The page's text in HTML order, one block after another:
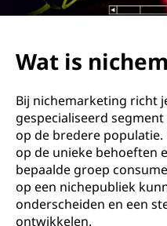
k
n
Wat is
Bij nichemarketing richt
gespecialiseerd
op de bredere
op de unieke behoeften
bepaalde groep
op een nichepubliek
onderscheiden en een
ontwikkelen.